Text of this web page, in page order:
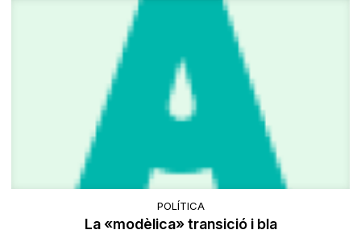
POLÍTICA
La «modèlica» transició i bla